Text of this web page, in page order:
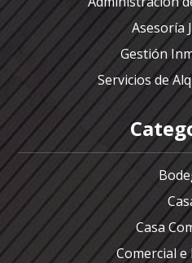
Asesoría
Gestión
Servicios de
Casa
Comercial